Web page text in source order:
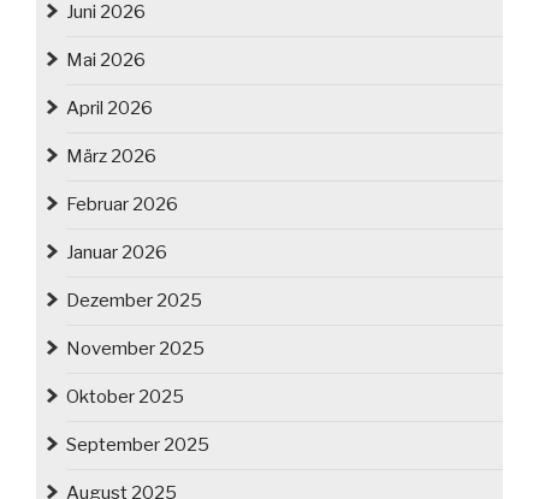
Juni 2026
Mai 2026
April 2026
März 2026
Februar 2026
Januar 2026
Dezember 2025
November 2025
Oktober 2025
September 2025
August 2025